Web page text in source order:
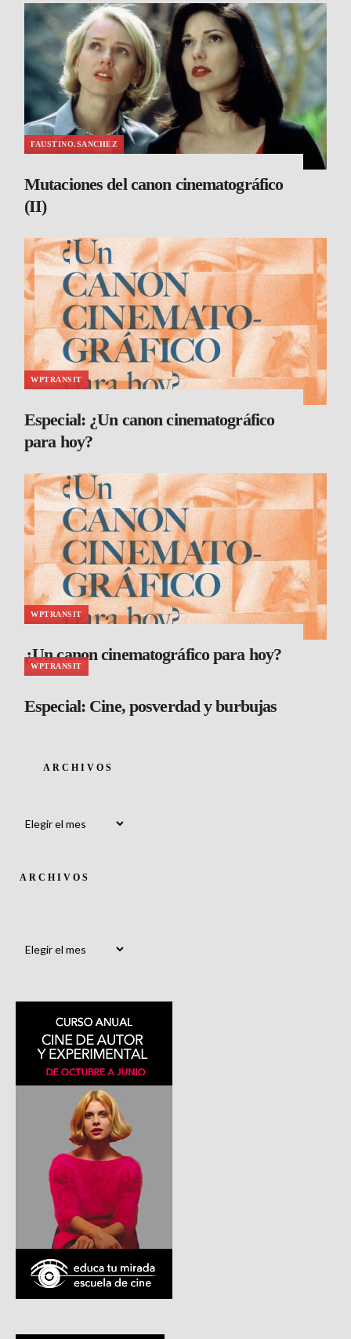
FAUSTINO.SANCHEZ
Mutaciones del canon cinematográfico
(II)
WPTRANSIT
Especial: ¿Un canon cinematográfico
para hoy?
WPTRANSIT
¿Un canon cinematográfico para hoy?
WPTRANSIT
Especial: Cine, posverdad y burbujas
ARCHIVOS
ARCHIVOS